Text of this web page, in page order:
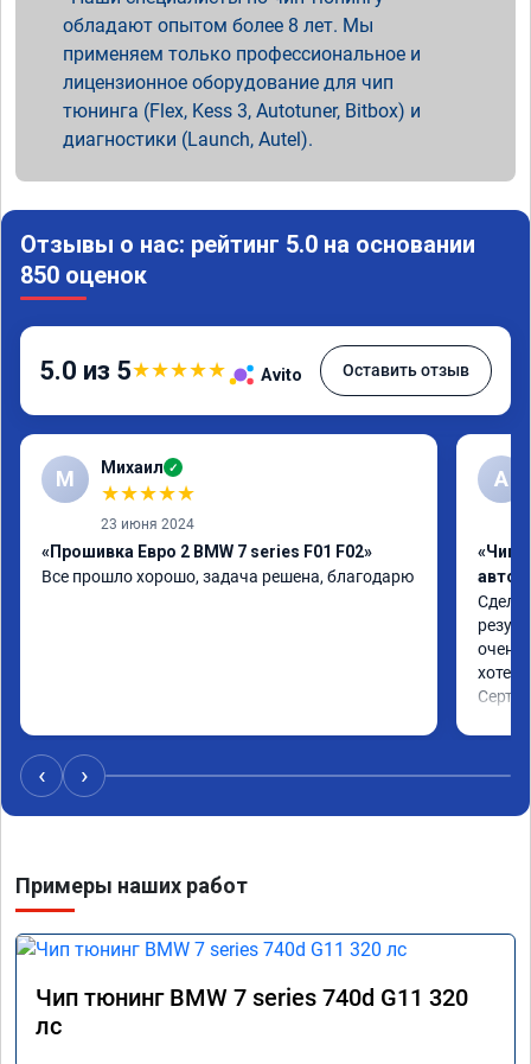
обладают опытом более 8 лет. Мы
применяем только профессиональное и
лицензионное оборудование для чип
тюнинга (Flex, Kess 3, Autotuner, Bitbox) и
диагностики (Launch, Autel).
Отзывы о нас: рейтинг 5.0 на основании
850 оценок
5.0 из 5★★★★★ Avito Оставить отзыв
М Михаил ✓
★★★★★
23 июня 2024
«Прошивка Евро 2 BMW 7 series F01 F02»
Все прошло хорошо, задача решена, благодарю
A
«Чип
очень
хотел.
‹ ›
Примеры наших работ
Чип тюнинг BMW 7 series 740d G11 320
лс